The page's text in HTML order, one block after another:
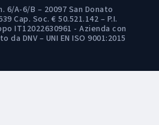
6/A-6/B – 20097 San Donato
Cap. Soc. € 50.521.142 – P.I.
IT12022630961 - Azienda con
DNV – UNI EN ISO 9001:2015